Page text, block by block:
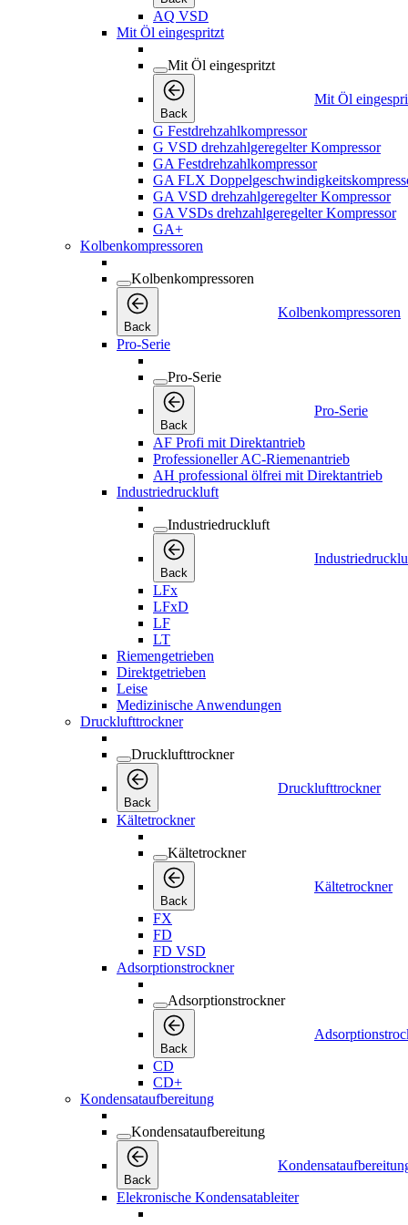
AQ VSD
Mit Öl eingespritzt
Mit Öl eingespritzt
Back
Mit Öl
G Festdrehzahlkompressor
G VSD drehzahlgeregelter Kompressor
GA Festdrehzahlkompressor
GA FLX
GA VSD drehzahlgeregelter Kompressor
GA VSDs drehzahlgeregelter Kompressor
GA+
Kolbenkompressoren
Kolbenkompressoren
Back
Kolbenkompressoren
Pro-Serie
Pro-Serie
Back
Pro-Serie
AF Profi mit Direktantrieb
Professioneller AC-Riemenantrieb
AH professional ölfrei mit Direktantrieb
Industriedruckluft
Industriedruckluft
Back
LFx
LFxD
LF
LT
Riemengetrieben
Direktgetrieben
Leise
Medizinische Anwendungen
Drucklufttrockner
Drucklufttrockner
Back
Drucklufttrockner
Kältetrockner
Kältetrockner
Back
Kältetrockner
FX
FD
FD VSD
Adsorptionstrockner
Adsorptionstrockner
Back
CD
CD+
Kondensataufbereitung
Kondensataufbereitung
Back
Elekronische Kondensatableiter